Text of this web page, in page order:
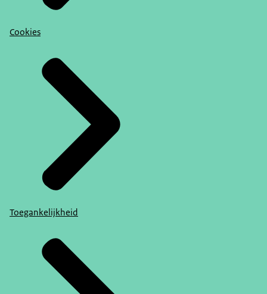
Cookies
Toegankelijkheid